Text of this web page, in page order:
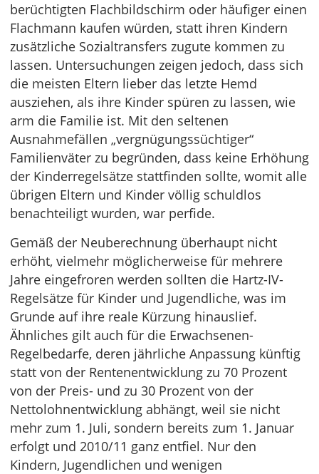
berüchtigten Flachbildschirm oder häufiger einen
Flachmann kaufen würden, statt ihren Kindern
zusätzliche Sozialtransfers zugute kommen zu
lassen. Untersuchungen zeigen jedoch, dass sich
die meisten Eltern lieber das letzte Hemd
ausziehen, als ihre Kinder spüren zu lassen, wie
arm die Familie ist. Mit den seltenen
Ausnahmefällen „vergnügungssüchtiger“
Familienväter zu begründen, dass keine Erhöhung
der Kinderregelsätze stattfinden sollte, womit alle
übrigen Eltern und Kinder völlig schuldlos
benachteiligt wurden, war perfide.
Gemäß der Neuberechnung überhaupt nicht
erhöht, vielmehr möglicherweise für mehrere
Jahre eingefroren werden sollten die Hartz-IV-
Regelsätze für Kinder und Jugendliche, was im
Grunde auf ihre reale Kürzung hinauslief.
Ähnliches gilt auch für die Erwachsenen-
Regelbedarfe, deren jährliche Anpassung künftig
statt von der Rentenentwicklung zu 70 Prozent
von der Preis- und zu 30 Prozent von der
Nettolohnentwicklung abhängt, weil sie nicht
mehr zum 1. Juli, sondern bereits zum 1. Januar
erfolgt und 2010/11 ganz entfiel. Nur den
Kindern, Jugendlichen und wenigen